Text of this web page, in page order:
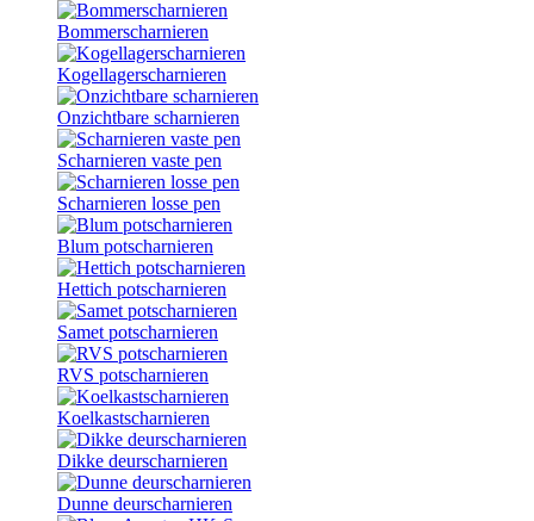
Bommerscharnieren
Kogellagerscharnieren
Onzichtbare scharnieren
Scharnieren vaste pen
Scharnieren losse pen
Blum potscharnieren
Hettich potscharnieren
Samet potscharnieren
RVS potscharnieren
Koelkastscharnieren
Dikke deurscharnieren
Dunne deurscharnieren